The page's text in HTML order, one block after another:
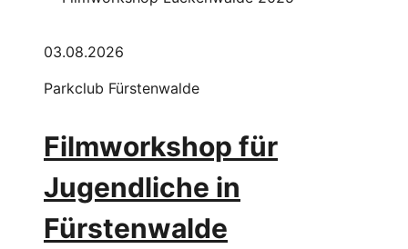
03.08.2026
Parkclub Fürstenwalde
Filmworkshop für
Jugendliche in
Fürstenwalde